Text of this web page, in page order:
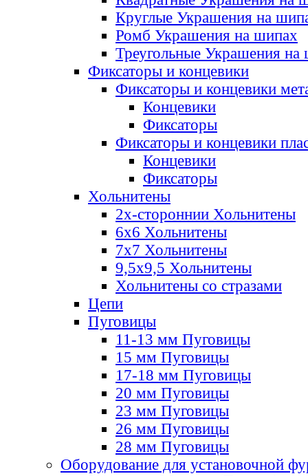
Круглые Украшения на
Ромб Украшения на шипах
Треугольные Украшения на
Фиксаторы и концевики
Фиксаторы и концевики
Концевики
Фиксаторы
Фиксаторы и концевики
Концевики
Фиксаторы
Хольнитены
2х-стороннии Хольнитены
6х6 Хольнитены
7х7 Хольнитены
9,5х9,5 Хольнитены
Хольнитены со стразами
Цепи
Пуговицы
11-13 мм Пуговицы
15 мм Пуговицы
17-18 мм Пуговицы
20 мм Пуговицы
23 мм Пуговицы
26 мм Пуговицы
28 мм Пуговицы
Оборудование для установочной